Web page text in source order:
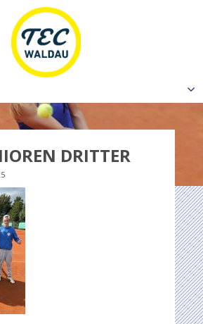
DRITTER